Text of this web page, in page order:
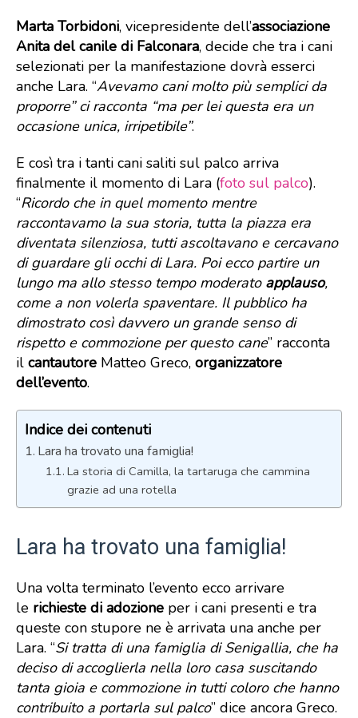
Marta Torbidoni, vicepresidente dell’associazione
Anita del canile di Falconara, decide che tra i cani
selezionati per la manifestazione dovrà esserci
anche Lara. “Avevamo cani molto più semplici da
proporre” ci racconta “ma per lei questa era un
occasione unica, irripetibile”.
E così tra i tanti cani saliti sul palco arriva
finalmente il momento di Lara (foto sul palco).
“Ricordo che in quel momento mentre
raccontavamo la sua storia, tutta la piazza era
diventata silenziosa, tutti ascoltavano e cercavano
di guardare gli occhi di Lara. Poi ecco partire un
lungo ma allo stesso tempo moderato applauso,
come a non volerla spaventare. Il pubblico ha
dimostrato così davvero un grande senso di
rispetto e commozione per questo cane” racconta
il cantautore Matteo Greco, organizzatore
dell’evento.
Indice dei contenuti
Lara ha trovato una famiglia!
La storia di Camilla, la tartaruga che cammina
grazie ad una rotella
Lara ha trovato una famiglia!
Una volta terminato l’evento ecco arrivare
le richieste di adozione per i cani presenti e tra
queste con stupore ne è arrivata una anche per
Lara. “Si tratta di una famiglia di Senigallia, che ha
deciso di accoglierla nella loro casa suscitando
tanta gioia e commozione in tutti coloro che hanno
contribuito a portarla sul palco” dice ancora Greco.